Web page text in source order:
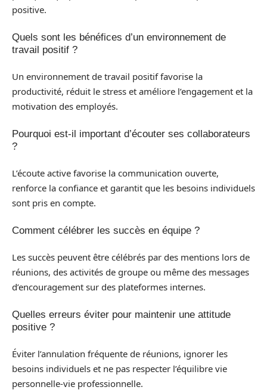
positive.
Quels sont les bénéfices d’un environnement de
travail positif ?
Un environnement de travail positif favorise la
productivité, réduit le stress et améliore l’engagement et la
motivation des employés.
Pourquoi est-il important d’écouter ses collaborateurs
?
L’écoute active favorise la communication ouverte,
renforce la confiance et garantit que les besoins individuels
sont pris en compte.
Comment célébrer les succès en équipe ?
Les succès peuvent être célébrés par des mentions lors de
réunions, des activités de groupe ou même des messages
d’encouragement sur des plateformes internes.
Quelles erreurs éviter pour maintenir une attitude
positive ?
Éviter l’annulation fréquente de réunions, ignorer les
besoins individuels et ne pas respecter l’équilibre vie
personnelle-vie professionnelle.